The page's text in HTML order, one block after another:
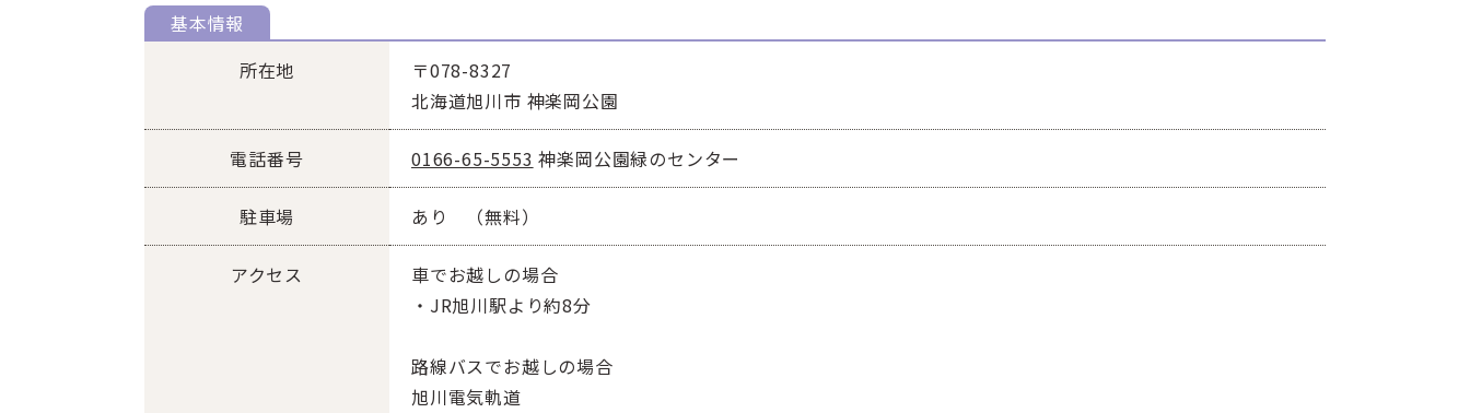
基本情報
所在地
〒078-8327
北海道旭川市 神楽岡公園
電話番号 0166-65-5553 神楽岡公園緑のセンター
駐車場 あり （無料）
アクセス
車でお越しの場合
・JR旭川駅より約8分
路線バスでお越しの場合
旭川電気軌道